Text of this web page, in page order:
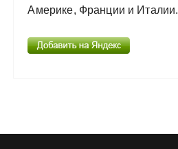
Америке, Франции и Италии.